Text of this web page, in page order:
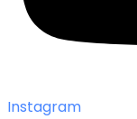
Instagram